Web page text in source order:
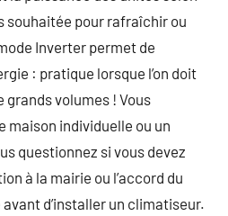
souhaitée pour rafraîchir ou
Inverter permet de
: pratique lorsque l’on doit
volumes ! Vous
maison individuelle ou un
questionnez si vous devez
à la mairie ou l’accord du
d’installer un climatiseur.